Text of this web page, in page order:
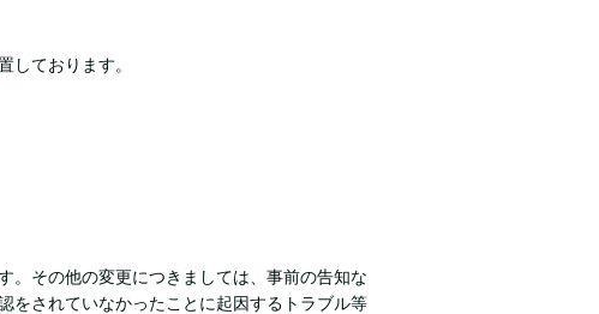
しております。
。その他の変更につきましては、事前の告知な
をされていなかったことに起因するトラブル等